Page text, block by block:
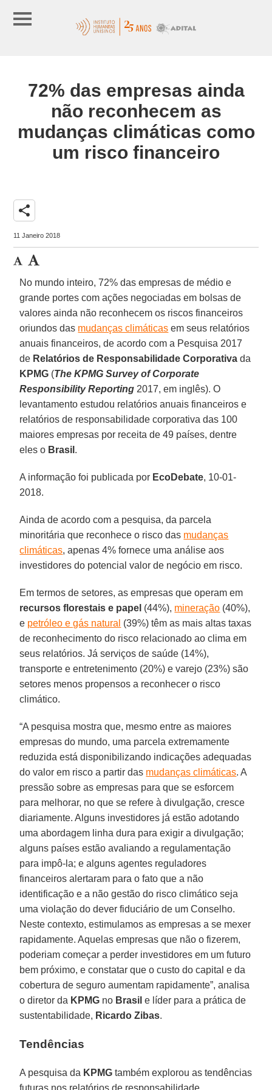
72% das empresas ainda
não reconhecem as
mudanças climáticas como
um risco financeiro
share
11 Janeiro 2018
No mundo inteiro, 72% das empresas de médio e
grande portes com ações negociadas em bolsas de
valores ainda não reconhecem os riscos financeiros
oriundos das mudanças climáticas em seus relatórios
anuais financeiros, de acordo com a Pesquisa 2017
de Relatórios de Responsabilidade Corporativa da
KPMG (The KPMG Survey of Corporate
Responsibility Reporting 2017, em inglês). O
levantamento estudou relatórios anuais financeiros e
relatórios de responsabilidade corporativa das 100
maiores empresas por receita de 49 países, dentre
eles o Brasil .
A informação foi publicada por EcoDebate, 10-01-
2018.
Ainda de acordo com a pesquisa, da parcela
minoritária que reconhece o risco das mudanças
climáticas, apenas 4% fornece uma análise aos
investidores do potencial valor de negócio em risco.
Em termos de setores, as empresas que operam em
recursos florestais e papel (44%), mineração (40%),
e petróleo e gás natural (39%) têm as mais altas taxas
de reconhecimento do risco relacionado ao clima em
seus relatórios. Já serviços de saúde (14%),
transporte e entretenimento (20%) e varejo (23%) são
setores menos propensos a reconhecer o risco
climático.
“A pesquisa mostra que, mesmo entre as maiores
empresas do mundo, uma parcela extremamente
reduzida está disponibilizando indicações adequadas
do valor em risco a partir das mudanças climáticas. A
pressão sobre as empresas para que se esforcem
para melhorar, no que se refere à divulgação, cresce
diariamente. Alguns investidores já estão adotando
uma abordagem linha dura para exigir a divulgação;
alguns países estão avaliando a regulamentação
para impô-la; e alguns agentes reguladores
financeiros alertaram para o fato que a não
identificação e a não gestão do risco climático seja
uma violação do dever fiduciário de um Conselho.
Neste contexto, estimulamos as empresas a se mexer
rapidamente. Aquelas empresas que não o fizerem,
poderiam começar a perder investidores em um futuro
bem próximo, e constatar que o custo do capital e da
cobertura de seguro aumentam rapidamente”, analisa
o diretor da KPMG no Brasil e líder para a prática de
sustentabilidade, Ricardo Zibas.
Tendências
A pesquisa da KPMG também explorou as tendências
futuras nos relatórios de responsabilidade